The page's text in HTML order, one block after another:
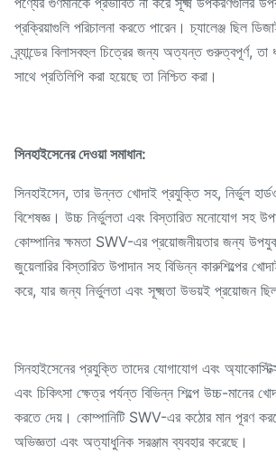
প্রক্রিয়াগুলি পরিচালনা করতে পারেন। চ্যালেঞ্জ ছিল
ব্র্যান্ডের বিলাসবহুল চিত্রের জন্য অত্যন্ত গুরুত্বপূর্ণ, তা
সাথে প্রতিলিপি করা হয়েছে তা নিশ্চিত করা।
সিনহাইসেনের দেওয়া সমাধান:
সিনহাইসেন, তার উন্নত খোদাই প্রযুক্তি সহ, নির্ভুল
বিশেষজ্ঞ। উচ্চ নির্ভুলতা এবং বিস্তারিত মনোযোগ সহ
কোম্পানির ক্ষমতা SWV-এর প্রয়োজনীয়তার জন্য
জুয়েলারির বিস্তারিত উপাদান সহ বিভিন্ন কারুশিল্পের
করে, যার জন্য নির্ভুলতা এবং সূক্ষ্মতা উভয়ই প্রয়োজন
সিনহাইসেনের প্রযুক্তি তাদের যোগাযোগ এবং
এবং চিকিৎসা ক্ষেত্র পর্যন্ত বিভিন্ন শিল্পে উচ্চ-মানের
করতে দেয়। কোম্পানিটি SWV-এর কঠোর মান পূরণ
অভিজ্ঞতা এবং অত্যাধুনিক সরঞ্জাম ব্যবহার করেছে।